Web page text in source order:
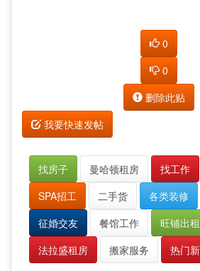
0
0
删除此贴
我要快速发帖
找房子 曼哈顿租房 找工作
SPA招工
二手货 各类装修
征婚交友
餐馆工作 旺铺出租
法拉盛租房
搬家服务 热门